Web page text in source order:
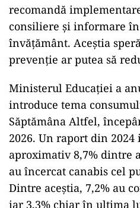
recomandă
consiliere și informare
învățământ. Aceștia
prevenție ar putea să
Ministerul Educației a
introduce tema
Săptămâna Altfel,
2026. Un raport din
aproximativ 8,7% dintre
au încercat canabis cel
Dintre aceștia, 7,2% au
iar 3,3% chiar în ultima